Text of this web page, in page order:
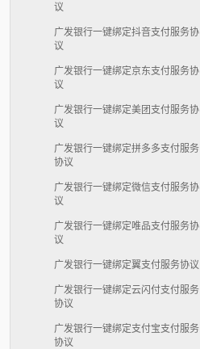
议
广发银行一键绑定抖音支付服务协
议
广发银行一键绑定京东支付服务协
议
广发银行一键绑定美团支付服务协
议
广发银行一键绑定拼多多支付服务
协议
广发银行一键绑定微信支付服务协
议
广发银行一键绑定唯品支付服务协
议
广发银行一键绑定翼支付服务协议
广发银行一键绑定云闪付支付服务
协议
广发银行一键绑定支付宝支付服务
协议